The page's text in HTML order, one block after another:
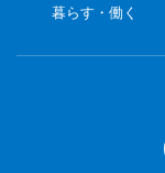
暮らす・働く